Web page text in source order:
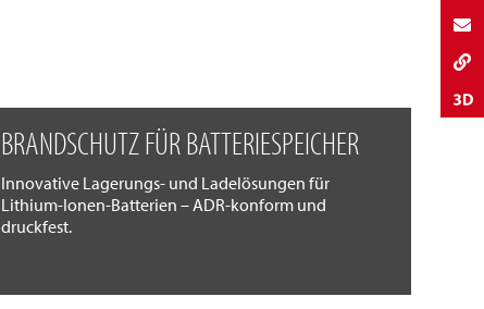
BRANDSCHUTZ FÜR BATTERIESPEICHER
Innovative Lagerungs- und Ladelösungen für
Lithium-Ionen-Batterien – ADR-konform und
druckfest.